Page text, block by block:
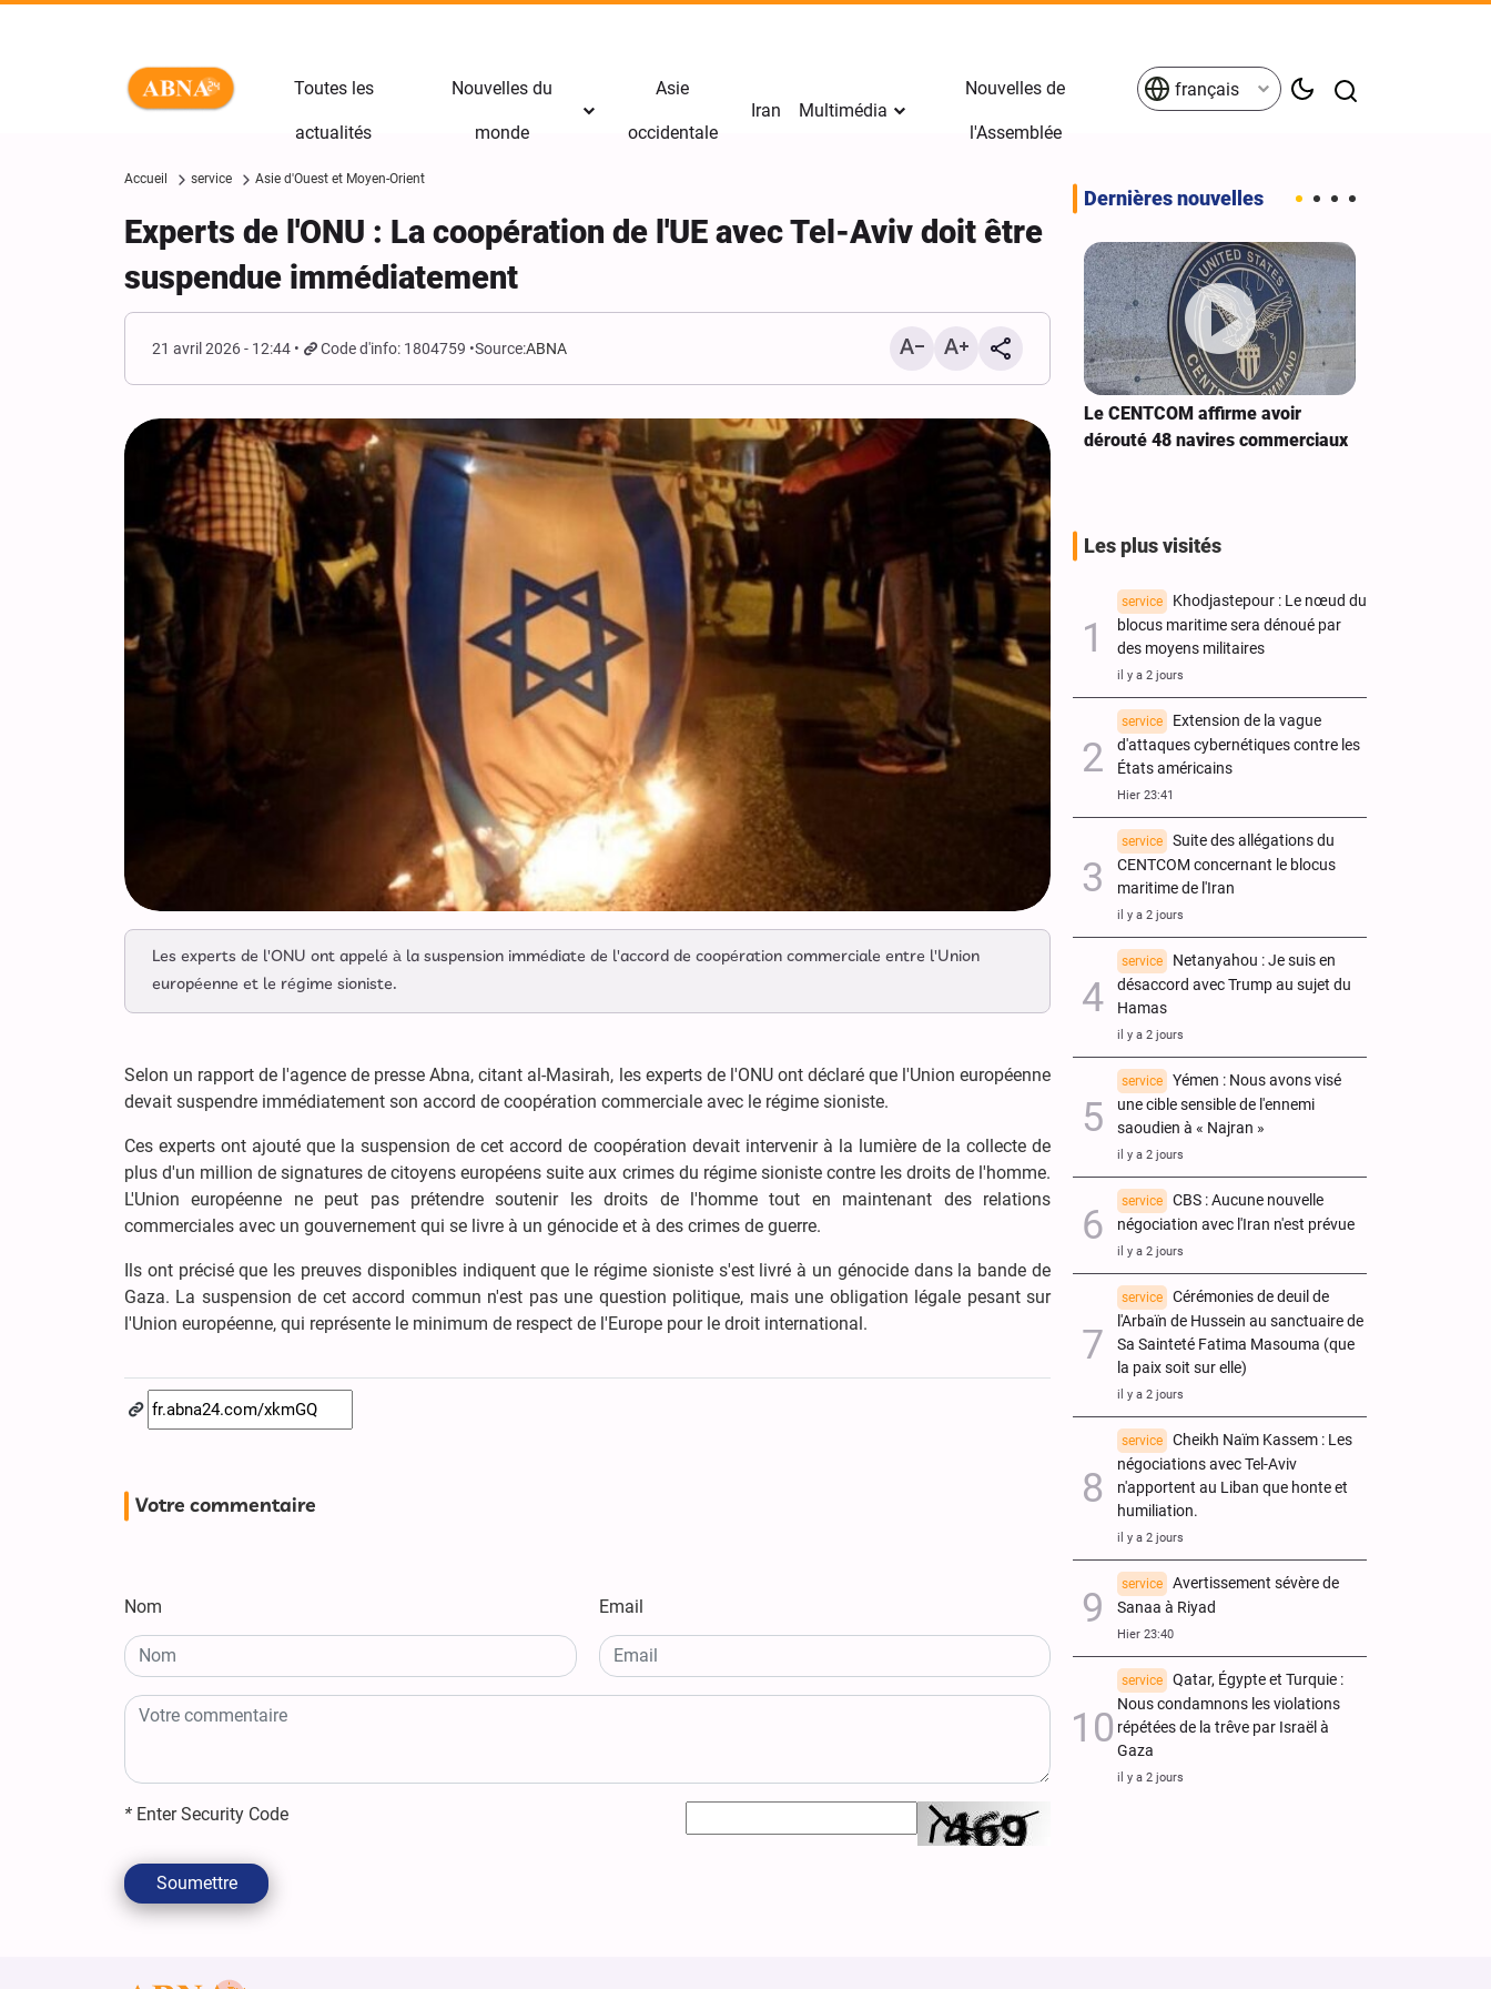
Toutes les
actualités
Nouvelles du
monde
Asie
occidentale
Iran Multimédia
Nouvelles de
l'Assemblée
français
Accueil service Asie d'Ouest et Moyen-Orient
Experts de l'ONU : La coopération de l'UE avec Tel-Aviv doit être
suspendue immédiatement
21 avril 2026 - 12:44 Code d'info: 1804759 Source:ABNA
Les experts de l'ONU ont appelé à la suspension immédiate de l'accord de coopération commerciale entre l'Union
européenne et le régime sioniste.
Selon un rapport de l'agence de presse Abna, citant al-Masirah, les experts de l'ONU ont déclaré que l'Union européenne
devait suspendre immédiatement son accord de coopération commerciale avec le régime sioniste.
Ces experts ont ajouté que la suspension de cet accord de coopération devait intervenir à la lumière de la collecte de
plus d'un million de signatures de citoyens européens suite aux crimes du régime sioniste contre les droits de l'homme.
L'Union européenne ne peut pas prétendre soutenir les droits de l'homme tout en maintenant des relations
commerciales avec un gouvernement qui se livre à un génocide et à des crimes de guerre.
Ils ont précisé que les preuves disponibles indiquent que le régime sioniste s'est livré à un génocide dans la bande de
Gaza. La suspension de cet accord commun n'est pas une question politique, mais une obligation légale pesant sur
l'Union européenne, qui représente le minimum de respect de l'Europe pour le droit international.
Votre commentaire
Nom Email
* Enter Security Code
Soumettre
Dernières nouvelles
Avertissement sévère de Sanaa à
Riyad
Le CENTCOM affirme avoir
dérouté 48 navires commerciaux
Les plus visités
service
Khodjastepour : Le nœud du
blocus maritime sera dénoué par
des moyens militaires
il y a 2 jours
service
Extension de la vague
d'attaques cybernétiques contre les
États américains
Hier 23:41
service
Suite des allégations du
CENTCOM concernant le blocus
maritime de l'Iran
il y a 2 jours
service
Netanyahou : Je suis en
désaccord avec Trump au sujet du
Hamas
il y a 2 jours
service
Yémen : Nous avons visé
une cible sensible de l'ennemi
saoudien à « Najran »
il y a 2 jours
service
CBS : Aucune nouvelle
négociation avec l'Iran n'est prévue
il y a 2 jours
service
Cérémonies de deuil de
l'Arbaïn de Hussein au sanctuaire de
Sa Sainteté Fatima Masouma (que
la paix soit sur elle)
il y a 2 jours
service
Cheikh Naïm Kassem : Les
négociations avec Tel-Aviv
n'apportent au Liban que honte et
humiliation.
il y a 2 jours
service
Avertissement sévère de
Sanaa à Riyad
Hier 23:40
service
Qatar, Égypte et Turquie :
Nous condamnons les violations
répétées de la trêve par Israël à
Gaza
il y a 2 jours